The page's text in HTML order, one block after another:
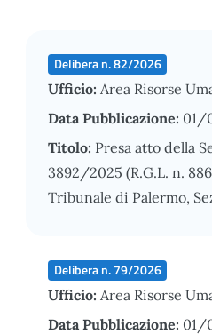
Delibera n. 82/2026
Ufficio: Area Risorse
Data Pubblicazione: 01/
Titolo: Presa atto della
3892/2025 (R.G.L. n.
Tribunale di Palermo,
Delibera n. 79/2026
Ufficio: Area Risorse
Data Pubblicazione: 01/